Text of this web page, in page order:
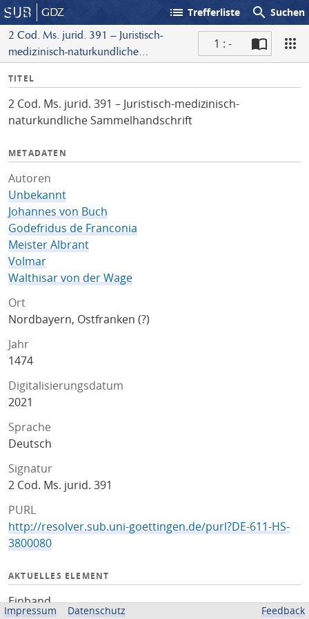
GDZ list Trefferliste search Suchen
2 Cod. Ms. jurid. 391 – Juristisch-
medizinisch-naturkundliche
1 : -
I
f
o
TITEL
2 Cod. Ms. jurid. 391 – Juristisch-medizinisch-
naturkundliche Sammelhandschrift
METADATEN
Autoren
Unbekannt
Johannes von Buch
Godefridus de Franconia
Meister Albrant
Volmar
Walthisar von der Wage
Ort
Nordbayern, Ostfranken (?)
Jahr
1474
Digitalisierungsdatum
2021
Sprache
Deutsch
Signatur
2 Cod. Ms. jurid. 391
PURL
http://resolver.sub.uni-goettingen.de/purl?DE-611-HS-
3800080
AKTUELLES ELEMENT
Einband
Impressum Datenschutz Feedback